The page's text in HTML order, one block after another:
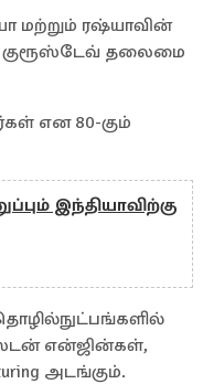
மற்றும் ரஷ்யாவின்
தலைமை
என 80-கும்
இந்தியாவிற்கு
என்ஜின்கள்,
அடங்கும்.